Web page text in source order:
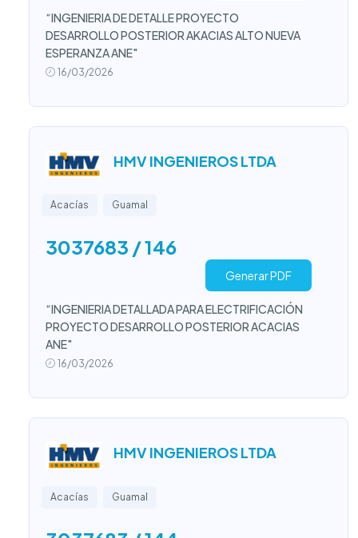
“INGENIERIA DE DETALLE PROYECTO
DESARROLLO POSTERIOR AKACIAS ALTO NUEVA
ESPERANZA ANE"
16/03/2026
HMV INGENIEROS LTDA
Acacías Guamal
3037683 / 146
Generar PDF
“INGENIERIA DETALLADA PARA ELECTRIFICACIÓN
PROYECTO DESARROLLO POSTERIOR ACACIAS
ANE"
16/03/2026
HMV INGENIEROS LTDA
Acacías Guamal